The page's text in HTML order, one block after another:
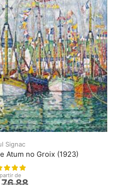
Signac
Atum no Groix (1923)
de